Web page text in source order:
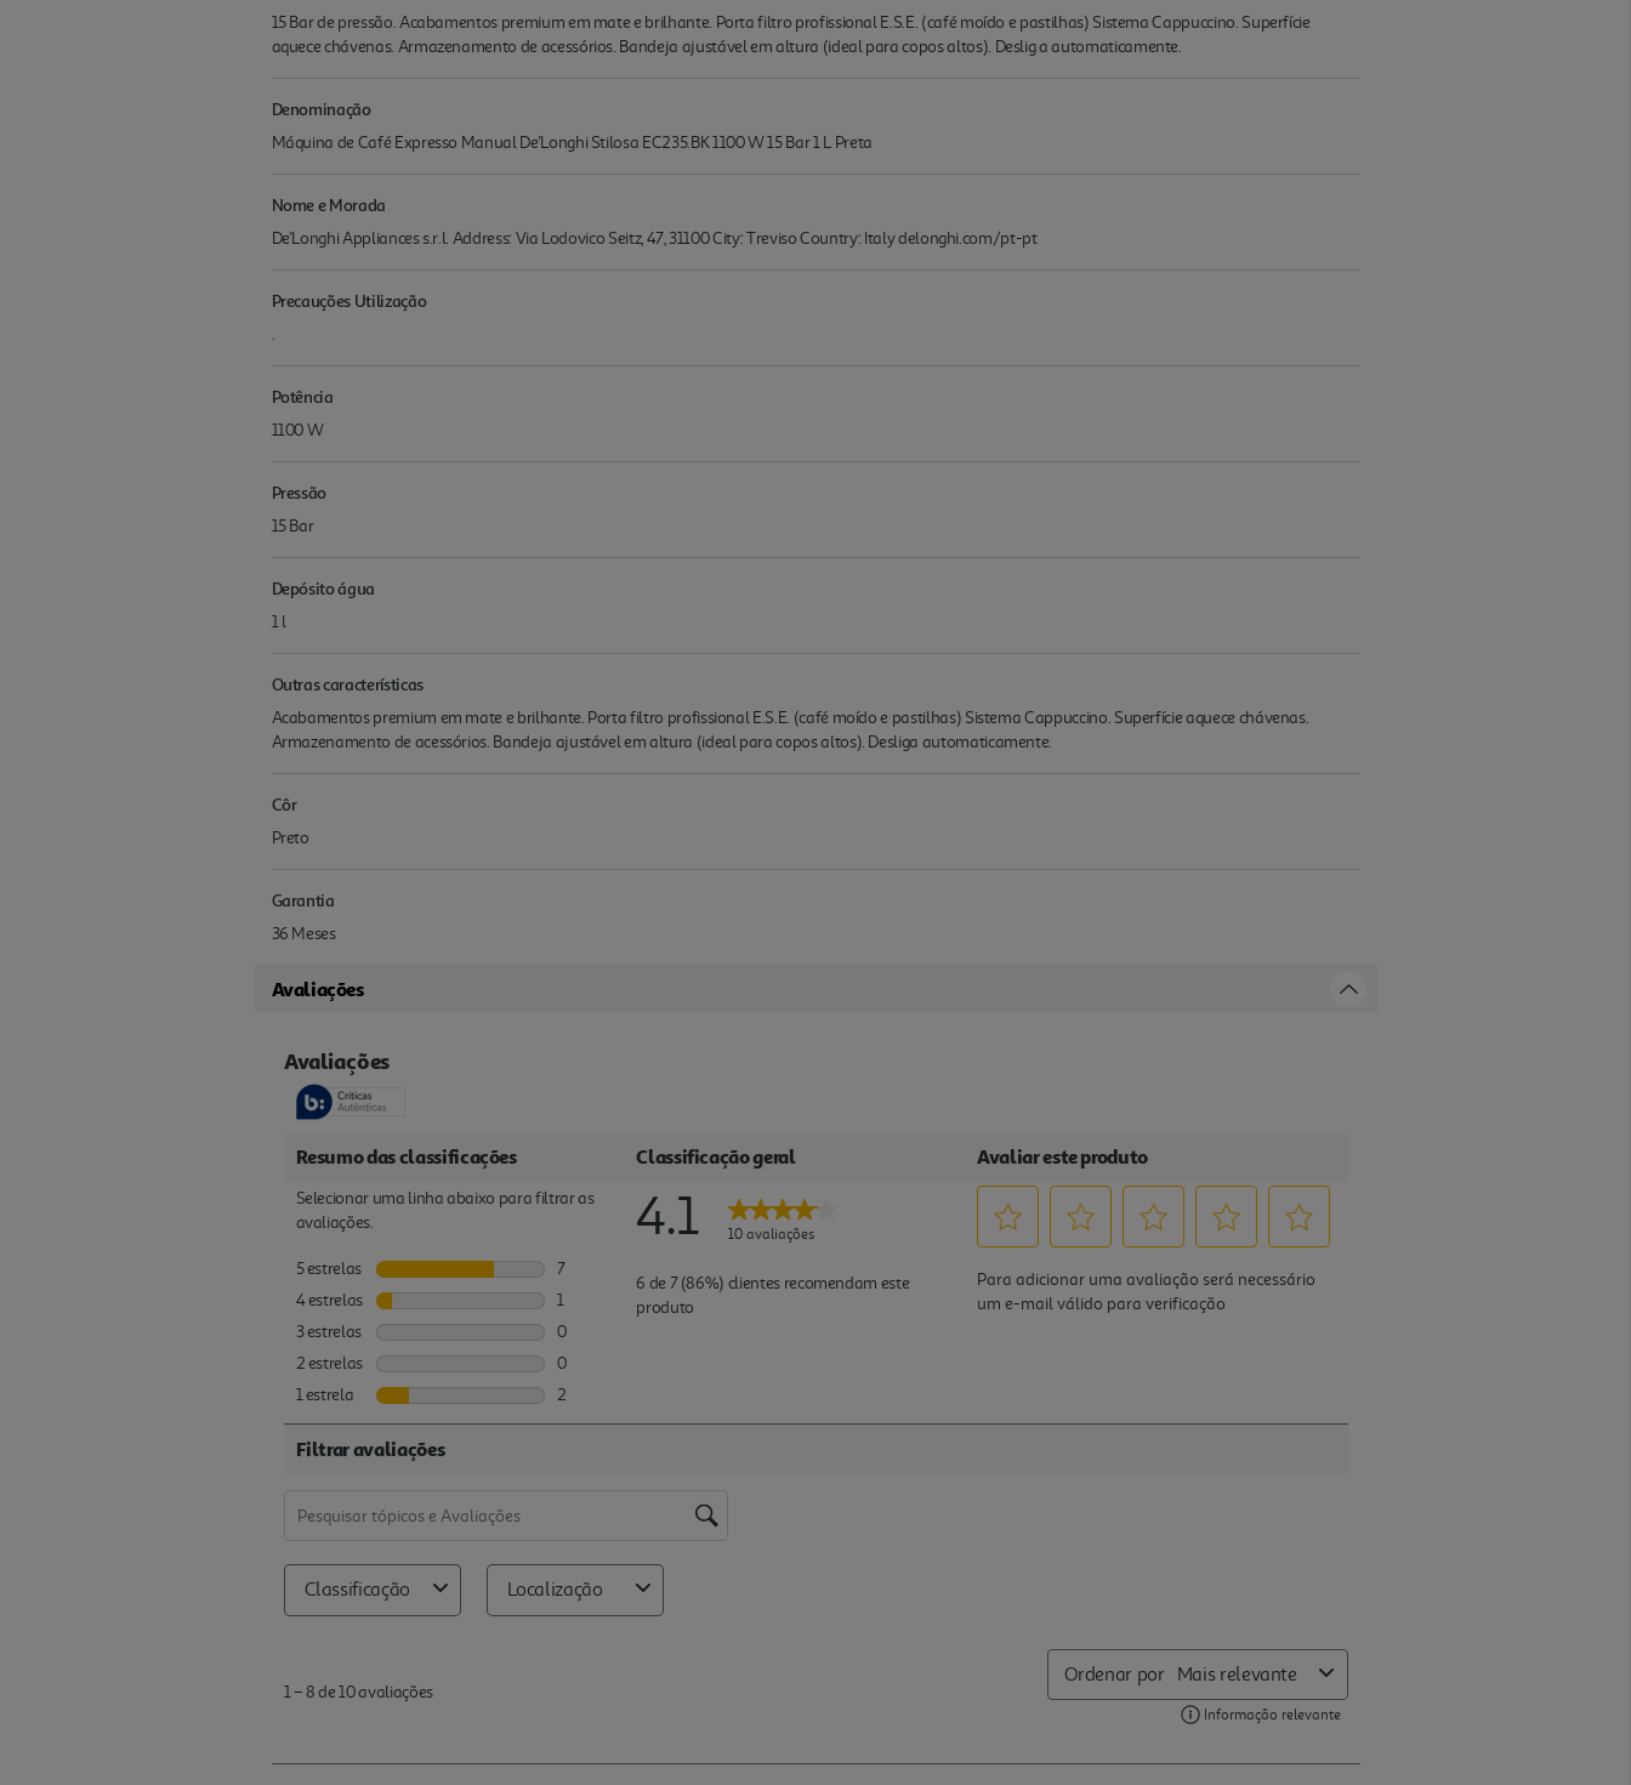
15 Bar de pressão. Acabamentos premium em mate e brilhante. Porta filtro profissional E.S.E. (café moído e pastilhas) Sistema Cappuccino. Superfície
aquece chávenas. Armazenamento de acessórios. Bandeja ajustável em altura (ideal para copos altos). Deslig a automaticamente.
Denominação
Máquina de Café Expresso Manual De'Longhi Stilosa EC235.BK 1100 W 15 Bar 1 L Preta
Nome e Morada
De'Longhi Appliances s.r.l. Address: Via Lodovico Seitz, 47, 31100 City: Treviso Country: Italy delonghi.com/pt-pt
Precauções Utilização
.
Potência
1100 W
Pressão
15 Bar
Depósito água
1 l
Outras características
Acabamentos premium em mate e brilhante. Porta filtro profissional E.S.E. (café moído e pastilhas) Sistema Cappuccino. Superfície aquece chávenas.
Armazenamento de acessórios. Bandeja ajustável em altura (ideal para copos altos). Desliga automaticamente.
Côr
Preto
Garantia
36 Meses
Avaliações